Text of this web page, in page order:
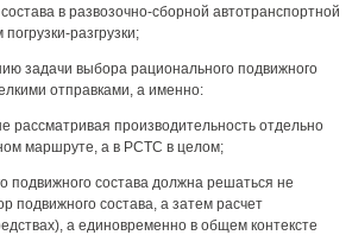
в развозочно-сборной автотранспортной
разгрузки;
задачи выбора рационального подвижного
отправками, а именно:
рассматривая производительность отдельно
маршруте, а в РСТС в целом;
подвижного состава должна решаться не
подвижного состава, а затем расчет
а единовременно в общем контексте